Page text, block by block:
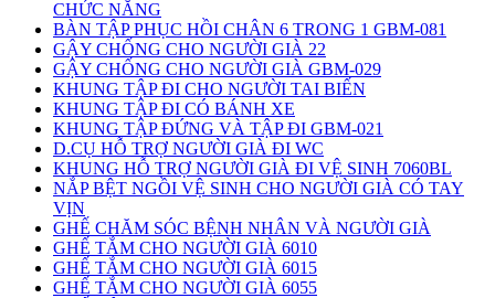
CHỨC NĂNG
BÀN TẬP PHỤC HỒI CHÂN 6 TRONG 1 GBM-081
GẬY CHỐNG CHO NGƯỜI GIÀ 22
GẬY CHỐNG CHO NGƯỜI GIÀ GBM-029
KHUNG TẬP ĐI CHO NGƯỜI TAI BIẾN
KHUNG TẬP ĐI CÓ BÁNH XE
KHUNG TẬP ĐỨNG VÀ TẬP ĐI GBM-021
D.CỤ HỖ TRỢ NGƯỜI GIÀ ĐI WC
KHUNG HỖ TRỢ NGƯỜI GIÀ ĐI VỆ SINH 7060BL
NẮP BỆT NGỒI VỆ SINH CHO NGƯỜI GIÀ CÓ TAY
VỊN
GHẾ CHĂM SÓC BỆNH NHÂN VÀ NGƯỜI GIÀ
GHẾ TẮM CHO NGƯỜI GIÀ 6010
GHẾ TẮM CHO NGƯỜI GIÀ 6015
GHẾ TẮM CHO NGƯỜI GIÀ 6055